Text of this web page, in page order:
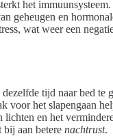
het
geheugen en
wat weer een
tijd naar bed te
het slapengaan
lichten en het
bij aan betere nachtrust.